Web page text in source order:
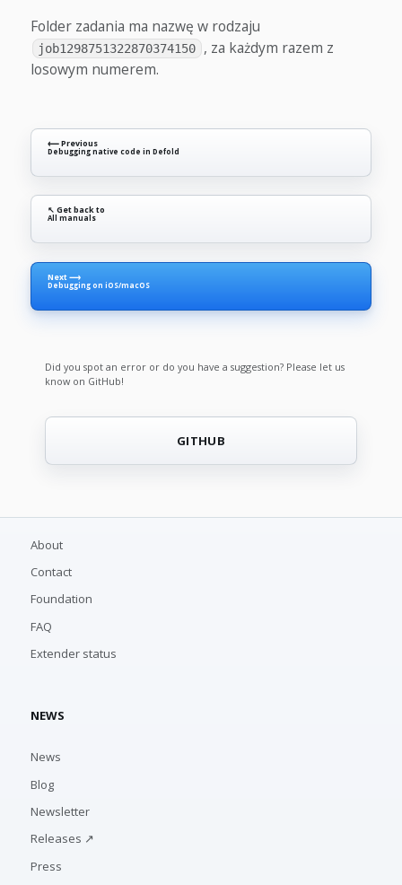
Folder zadania ma nazwę w rodzaju
job1298751322870374150
, za każdym razem z
losowym numerem.
⟵ Previous
Debugging native code in Defold
↖ Get back to
All manuals
Next ⟶
Debugging on iOS/macOS
Did you spot an error or do you have a suggestion? Please let us
know on GitHub!
GITHUB
About
Contact
Foundation
FAQ
Extender status
NEWS
News
Blog
Newsletter
Releases ↗
Press